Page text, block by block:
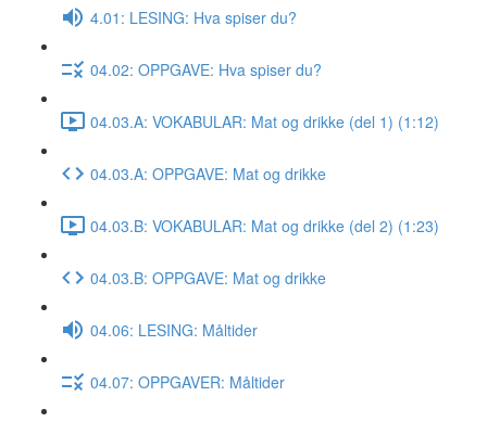
4.01: LESING: Hva spiser du?
04.02: OPPGAVE: Hva spiser du?
04.03.A: VOKABULAR: Mat og drikke (del 1) (1:12)
04.03.A: OPPGAVE: Mat og drikke
04.03.B: VOKABULAR: Mat og drikke (del 2) (1:23)
04.03.B: OPPGAVE: Mat og drikke
04.06: LESING: Måltider
04.07: OPPGAVER: Måltider